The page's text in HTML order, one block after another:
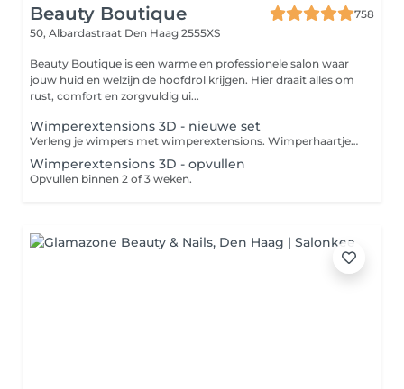
Beauty Boutique
758
50, Albardastraat Den Haag 2555XS
Beauty Boutique is een warme en professionele salon waar
jouw huid en welzijn de hoofdrol krijgen. Hier draait alles om
rust, comfort en zorgvuldig ui...
Wimperextensions 3D - nieuwe set
Verleng je wimpers met wimperextensions. Wimperhaartjes worden aan je eigen wimpers geplakt en maken je wimpers langer en voller.
Wimperextensions 3D - opvullen
Opvullen binnen 2 of 3 weken.